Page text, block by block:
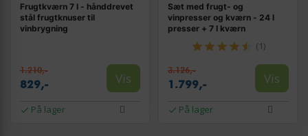
Frugtkværn 7 l - hånddrevet
stål frugtknuser til
vinbrygning
1.210,-
829,- Vis
På lager
Sæt med frugt- og
vinpresser og kværn - 24 l
presser + 7 l kværn
(1)
3.126,-
1.799,- Vis
På lager